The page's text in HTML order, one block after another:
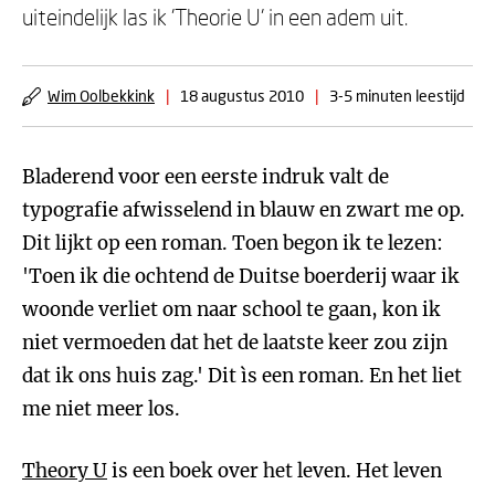
uiteindelijk las ik 'Theorie U' in een adem uit.
Wim Oolbekkink | 18 augustus 2010 | 3-5 minuten leestijd
Bladerend voor een eerste indruk valt de
typografie afwisselend in blauw en zwart me op.
Dit lijkt op een roman. Toen begon ik te lezen:
'Toen ik die ochtend de Duitse boerderij waar ik
woonde verliet om naar school te gaan, kon ik
niet vermoeden dat het de laatste keer zou zijn
dat ik ons huis zag.' Dit ìs een roman. En het liet
me niet meer los.
Theory Uis een boek over het leven. Het leven